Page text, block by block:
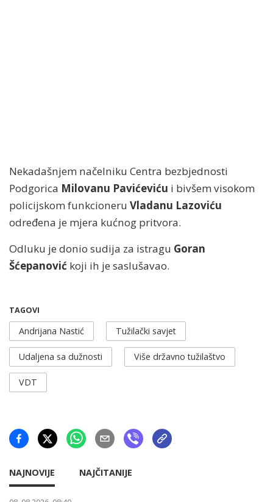
Nekadašnjem načelniku Centra bezbjednosti
Podgorica Milovanu Pavićeviću i bivšem visokom
policijskom funkcioneru Vladanu Lazoviću
određena je mjera kućnog pritvora.
Odluku je donio sudija za istragu Goran
Šćepanović koji ih je saslušavao.
TAGOVI
Andrijana Nastić Tužilački savjet
Udaljena sa dužnosti Više državno tužilaštvo
VDT
NAJNOVIJE NAJČITANIJE